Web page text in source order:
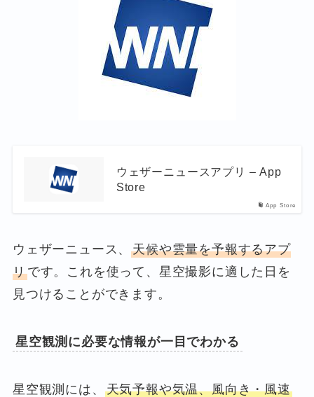
App Store
ウェザーニュースアプリ – App
Store
ウェザーニュース、天候や雲量を予報するアプ
リです。これを使って、星空撮影に適した日を
見つけることができます。
星空観測に必要な情報が一目でわかる
星空観測には、 天気予報や気温、風向き・風速